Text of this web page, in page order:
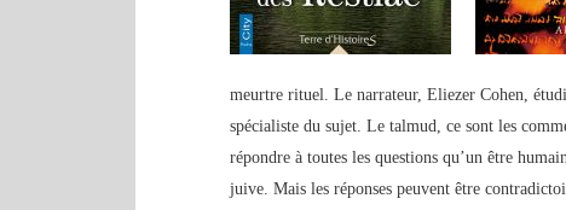
meurtre rituel. Le narrateur, Eliezer Cohen,
spécialiste du sujet. Le talmud, ce sont les
répondre à toutes les questions qu’un être
juive. Mais les réponses peuvent être